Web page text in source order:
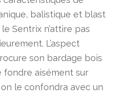
balistique et blast
Sentrix n’attire pas
L’aspect
son bardage bois
fondre aisément sur
le confondra avec un